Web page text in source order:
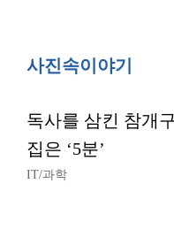
사진속이야기
독사를 삼킨 참개
집은 ‘5분’
IT/과학